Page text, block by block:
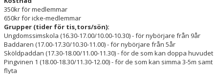
KOMMANDE KURSSTARTER
350kr för medlemmar
650kr för icke-medlemmar
Grupper (tider för tis,tors/sön):
Ungdomssimskola (16.30-17.00/10.00-10.30) - för nybörjare från 9år
Baddaren (17.00-17.30/10.30-11.00) - för nybörjare från 5år
Sköldpaddan (17.30-18.00/11.00-11.30) - för de som kan doppa huvudet
Pingvinen 1 (18.00-18.30/11.30-12.00) - för de som kan simma 3-5m samt
flyta